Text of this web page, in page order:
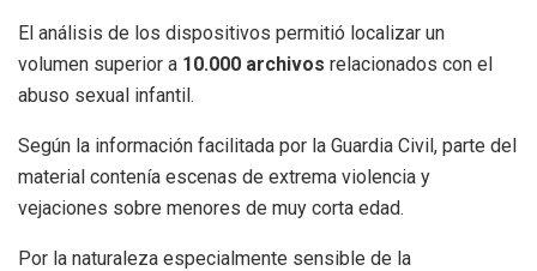
El análisis de los dispositivos permitió localizar un
volumen superior a 10.000 archivos relacionados con el
abuso sexual infantil.
Según la información facilitada por la Guardia Civil, parte del
material contenía escenas de extrema violencia y
vejaciones sobre menores de muy corta edad.
Por la naturaleza especialmente sensible de la